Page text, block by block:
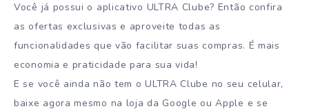
Você já possui o aplicativo ULTRA Clube? Então confira
as ofertas exclusivas e aproveite todas as
funcionalidades que vão facilitar suas compras. É mais
economia e praticidade para sua vida!
E se você ainda não tem o ULTRA Clube no seu celular,
baixe agora mesmo na loja da Google ou Apple e se